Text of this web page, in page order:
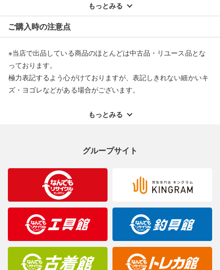
配送料ともに当社負担で対応いたします。
※オンラインストアで購入頂いた商品は、店頭での返品はお受け
できません。また、商品の修理及び交換に関しては承ることがで
返品・交換について
もっとみる
ご購入時の注意点
※当店で出品している商品のほとんどは中古品・リユース品とな
っております。
極力表記するよう心がけておりますが、表記しきれない細かいキ
ズ・ヨゴレなどがある場合がございます。
ご理解くださいますようお願い申し上げます。
合がございますのでご了承ください。
※表記したカラー名は、当社が判断した名称を掲載しています。
製造元が定めたカラー名と異なることもあります。色調などご不
明なことがありましたらご購入前にお問い合わせください。
商品について
もっとみる
グループサイト